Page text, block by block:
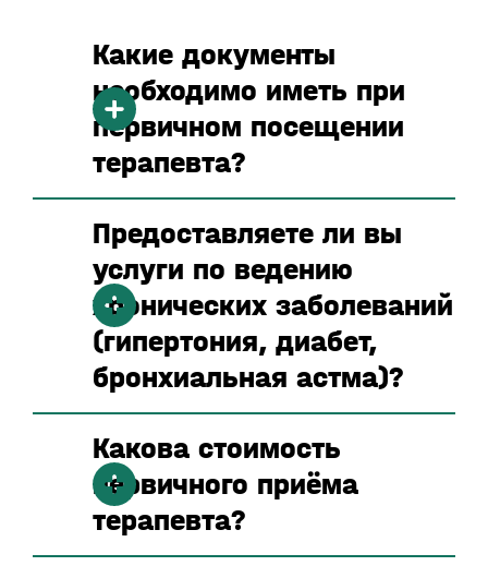
Какие документы
необходимо иметь при
первичном посещении
терапевта?
Предоставляете ли вы
услуги по ведению
хронических заболеваний
(гипертония, диабет,
бронхиальная астма)?
Какова стоимость
первичного приёма
терапевта?